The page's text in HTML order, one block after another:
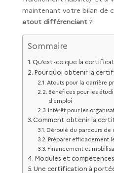
maintenant votre bilan de
atout différenciant?
Sommaire
Qu’est-ce que la
Pourquoi obtenir la
Atouts pour la carrière
Bénéfices pour les
d’emploi
Intérêt pour les
Comment obtenir la
Déroulé du parcours de
Préparer efficacement
Financement et
Modules et
Une certification à